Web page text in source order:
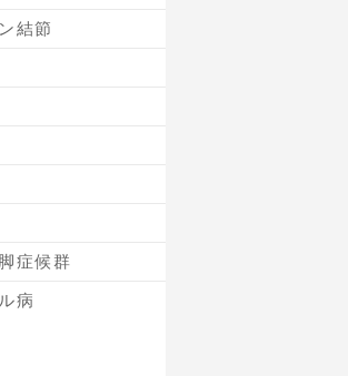
結節
症候群
病